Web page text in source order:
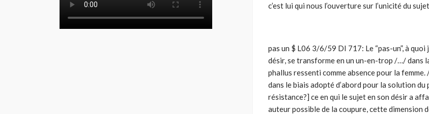
c’est lui qui nous l’ouverture sur l’unicité du
pas un $ L06 3/6/59 DI 717: Le “pas-un”, à
désir, se transforme en un un-en-trop /…/ dans
phallus ressenti comme absence pour la
dans le biais adopté d’abord pour la solution
résistance?] ce en qui le sujet en son désir a
auteur possible de la coupure, cette dimension